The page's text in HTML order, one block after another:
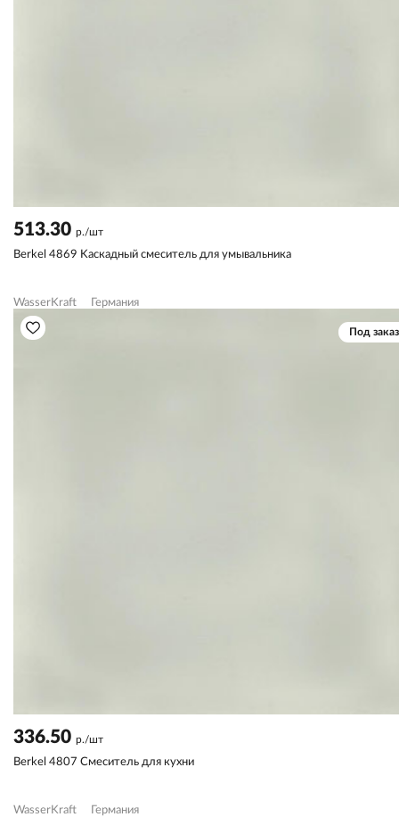
513.30 р./шт
Berkel 4869 Kаскадный смеситель для умывальника
WasserKraft Германия
Под заказ
336.50 р./шт
Berkel 4807 Смеситель для кухни
WasserKraft Германия